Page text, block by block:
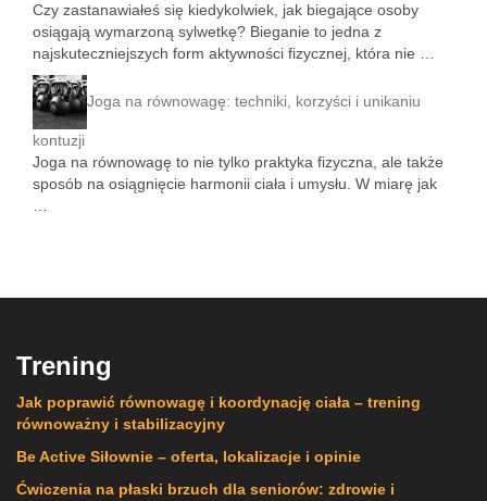
Czy zastanawiałeś się kiedykolwiek, jak biegające osoby
osiągają wymarzoną sylwetkę? Bieganie to jedna z
najskuteczniejszych form aktywności fizycznej, która nie …
Joga na równowagę: techniki, korzyści i unikaniu
kontuzji
Joga na równowagę to nie tylko praktyka fizyczna, ale także
sposób na osiągnięcie harmonii ciała i umysłu. W miarę jak
Trening
Jak poprawić równowagę i koordynację ciała – trening
równoważny i stabilizacyjny
Be Active Siłownie – oferta, lokalizacje i opinie
Ćwiczenia na płaski brzuch dla seniorów: zdrowie i